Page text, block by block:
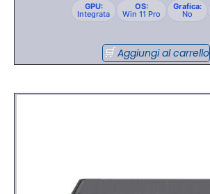
GPU:
Integrata
OS:
Win 11 Pro
Grafica:
No
Aggiungi al carrello